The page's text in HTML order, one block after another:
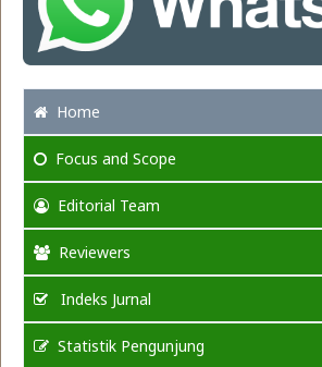
Home
Focus and Scope
Editorial Team
Reviewers
Indeks Jurnal
Statistik Pengunjung